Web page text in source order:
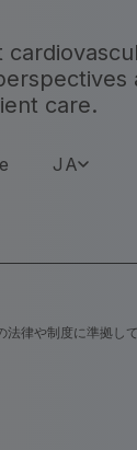
care.
JA
律や制度に準拠し